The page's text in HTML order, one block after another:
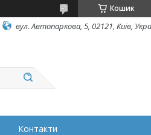
Кошик
вул. Автопаркова, 5, 02121, Київ,
Контакти